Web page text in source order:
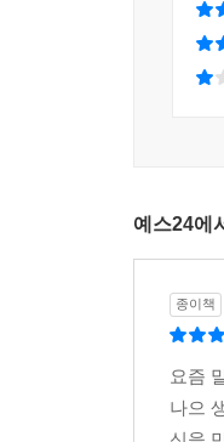
고 있다.
당신은
답은 없
한다. 당
“우리는
이 요구
삶의 목
당신의
나를 불
독서광으
방향으로
질문하라,
[문학-기
채사장
불편함이
예스24에
종이책
요즘
나으